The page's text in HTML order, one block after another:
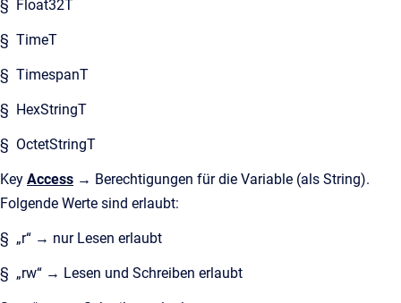
§ Float32T
§ TimeT
§ TimespanT
§ HexStringT
§ OctetStringT
Key Access → Berechtigungen für die Variable (als String).
Folgende Werte sind erlaubt:
§ „r“ → nur Lesen erlaubt
§ „rw“ → Lesen und Schreiben erlaubt